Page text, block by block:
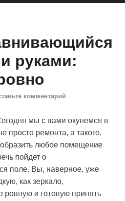
руками:
комментарий
мы с вами окунемся в
просто ремонта, а такого,
любое помещение
пойдет о
поле. Вы, наверное, уже
как зеркало,
ровную и готовую принять